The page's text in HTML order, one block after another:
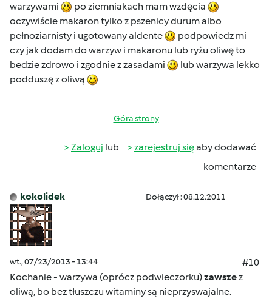
warzywami
po ziemniakach mam wzdęcia
oczywiście makaron tylko z pszenicy durum albo
pełnoziarnisty i ugotowany aldente
podpowiedz mi
czy jak dodam do warzyw i makaronu lub ryżu oliwę to
bedzie zdrowo i zgodnie z zasadami
lub warzywa lekko
podduszę z oliwą
Góra strony
Zaloguj lub zarejestruj sięaby dodawać
komentarze
kokolidek Dołączył : 08.12.2011
wt., 07/23/2013 - 13:44
#10
Kochanie - warzywa (oprócz podwieczorku)zawszez
oliwą, bo bez tłuszczu witaminy są nieprzyswajalne.